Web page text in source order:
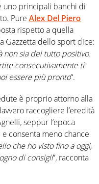
uno principali banchi di
Pure Alex Del Piero
rispetto a quella
Gazzetta dello sport dice:
non sia del tutto positivo.
consecutivamente ti
essere più pronto“.
è proprio attorno alla
raccogliere l’eredità
seppur l’epoca
consenta meno chance
che ho visto fino a oggi,
di consigli“, racconta